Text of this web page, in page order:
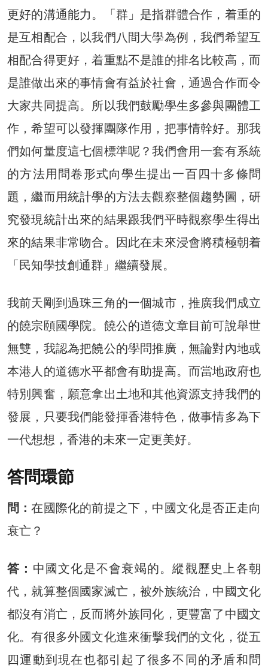
更好的溝通能力。「群」是指群體合作，着重的
是互相配合，以我們八間大學為例，我們希望互
相配合得更好，着重點不是誰的排名比較高，而
是誰做出來的事情會有益於社會，通過合作而令
大家共同提高。所以我們鼓勵學生多參與團體工
作，希望可以發揮團隊作用，把事情幹好。那我
們如何量度這七個標準呢？我們會用一套有系統
的方法用問卷形式向學生提出一百四十多條問
題，繼而用統計學的方法去觀察整個趨勢圖，研
究發現統計出來的結果跟我們平時觀察學生得出
來的結果非常吻合。因此在未來浸會將積極朝着
「民知學技創通群」繼續發展。
我前天剛到過珠三角的一個城市，推廣我們成立
的饒宗頤國學院。饒公的道德文章目前可說舉世
無雙，我認為把饒公的學問推廣，無論對內地或
本港人的道德水平都會有助提高。而當地政府也
特別興奮，願意拿出土地和其他資源支持我們的
發展，只要我們能發揮香港特色，做事情多為下
一代想想，香港的未來一定更美好。
答問環節
問：在國際化的前提之下，中國文化是否正走向
衰亡？
答： 中國文化是不會衰竭的。縱觀歷史上各朝
代，就算整個國家滅亡，被外族統治，中國文化
都沒有消亡，反而將外族同化，更豐富了中國文
化。有很多外國文化進來衝擊我們的文化，從五
四運動到現在也都引起了很多不同的矛盾和問